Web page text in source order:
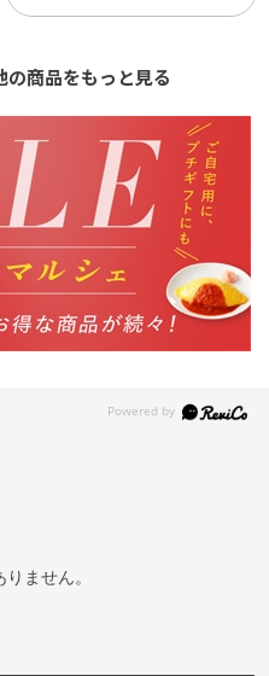
の商品をもっと見る
ません。